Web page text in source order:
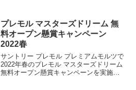
プレモル マスターズドリーム 無
料オープン懸賞キャンペーン
2022春
サントリー プレモル プレミアムモルツで
2022年春のプレモル マスターズドリーム
無料オープン懸賞キャンペーンを実施中